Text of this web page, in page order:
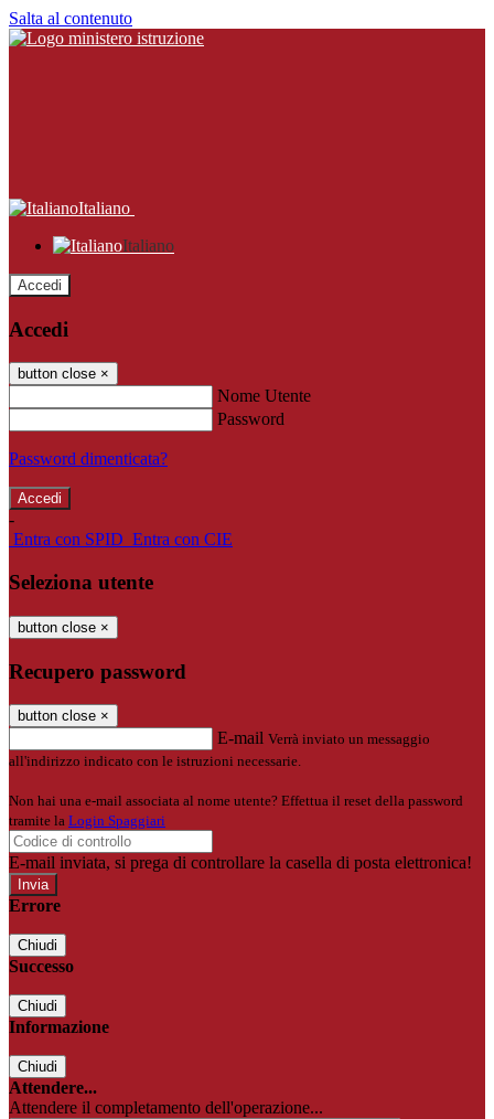
Salta al contenuto
Italiano
Italiano
Accedi
Accedi
button close ×
Nome Utente
Password
Password dimenticata?
-
Entra con SPID Entra con CIE
Seleziona utente
button close ×
Recupero password
button close ×
E-mail Verrà inviato un messaggio
all'indirizzo indicato con le istruzioni necessarie.
Non hai una e-mail associata al nome utente? Effettua il reset della password
tramite la Login Spaggiari
E-mail inviata, si prega di controllare la casella di posta elettronica!
Errore
Chiudi
Successo
Chiudi
Informazione
Chiudi
Attendere...
Attendere il completamento dell'operazione...